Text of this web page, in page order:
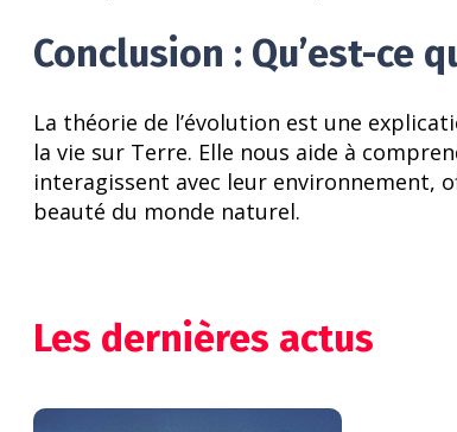
Conclusion : Qu’est-ce
La théorie de l’évolution est une
la vie sur Terre. Elle nous aide à
interagissent avec leur environnement,
beauté du monde naturel.
Les dernières actus